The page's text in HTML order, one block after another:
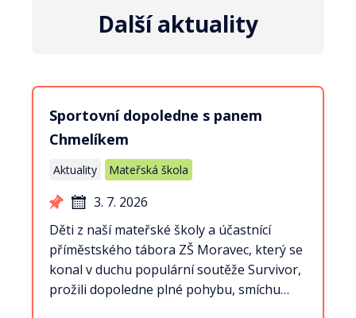
Další aktuality
Sportovní dopoledne s panem
Chmelíkem
Aktuality Mateřská škola
3. 7. 2026
Děti z naší mateřské školy a účastnící
příměstského tábora ZŠ Moravec, který se
konal v duchu populární soutěže Survivor,
prožili dopoledne plné pohybu, smíchu…